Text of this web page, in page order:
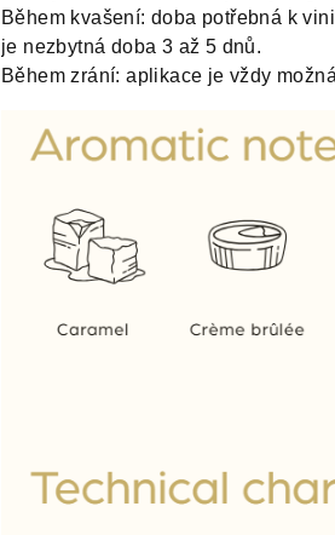
Během kvašení: doba potřebná k
je nezbytná doba 3 až 5 dnů.
Během zrání: aplikace je vždy